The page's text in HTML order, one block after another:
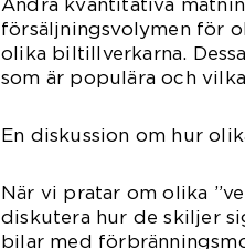
Andra kvantitativa
försäljningsvolymen för
olika biltillverkarna.
som är populära och
En diskussion om hur
När vi pratar om olika
diskutera hur de skiljer
bilar med